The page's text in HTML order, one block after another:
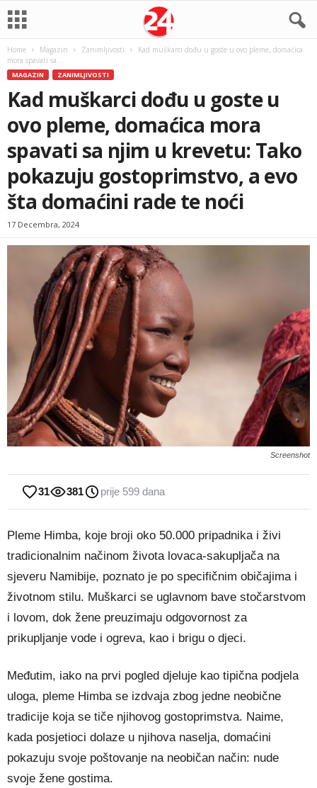
Home Magazin Zanimljivosti
Kad muškarci dođu u goste u ovo pleme, domaćica
mora spavati sa...
MAGAZIN ZANIMLJIVOSTI
Kad muškarci dođu u goste u
ovo pleme, domaćica mora
spavati sa njim u krevetu: Tako
pokazuju gostoprimstvo, a evo
šta domaćini rade te noći
17 Decembra, 2024
Screenshot
31 381 prije 599 dana
Pleme Himba, koje broji oko 50.000 pripadnika i živi
tradicionalnim načinom života lovaca-sakupljača na
sjeveru Namibije, poznato je po specifičnim običajima i
životnom stilu. Muškarci se uglavnom bave stočarstvom
i lovom, dok žene preuzimaju odgovornost za
prikupljanje vode i ogreva, kao i brigu o djeci.
Međutim, iako na prvi pogled djeluje kao tipična podjela
uloga, pleme Himba se izdvaja zbog jedne neobične
tradicije koja se tiče njihovog gostoprimstva. Naime,
kada posjetioci dolaze u njihova naselja, domaćini
pokazuju svoje poštovanje na neobičan način: nude
svoje žene gostima.